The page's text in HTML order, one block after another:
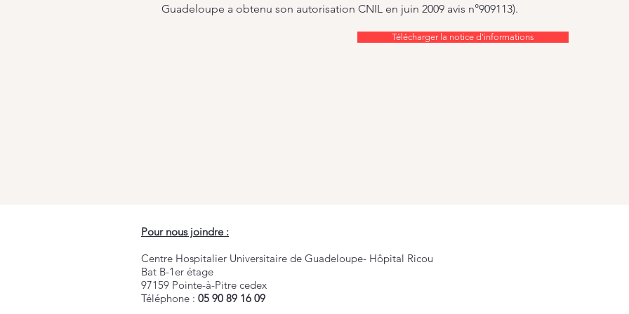
Guadeloupe a obtenu son autorisation CNIL en juin 2009 avis n°909113).
Télécharger la notice d'informations
Pour nous joindre :
Centre Hospitalier Universitaire de Guadeloupe- Hôpital Ricou
Bat B-1er étage
97159 Pointe-à-Pitre cedex
Téléphone : 05 90 89 16 09